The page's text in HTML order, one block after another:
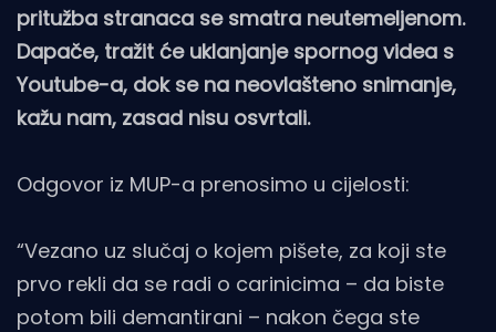
pritužba stranaca se smatra neutemeljenom.
Dapače, tražit će uklanjanje spornog videa s
Youtube-a, dok se na neovlašteno snimanje,
kažu nam, zasad nisu osvrtali.
Odgovor iz MUP-a prenosimo u cijelosti:
“Vezano uz slučaj o kojem pišete, za koji ste
prvo rekli da se radi o carinicima – da biste
potom bili demantirani – nakon čega ste